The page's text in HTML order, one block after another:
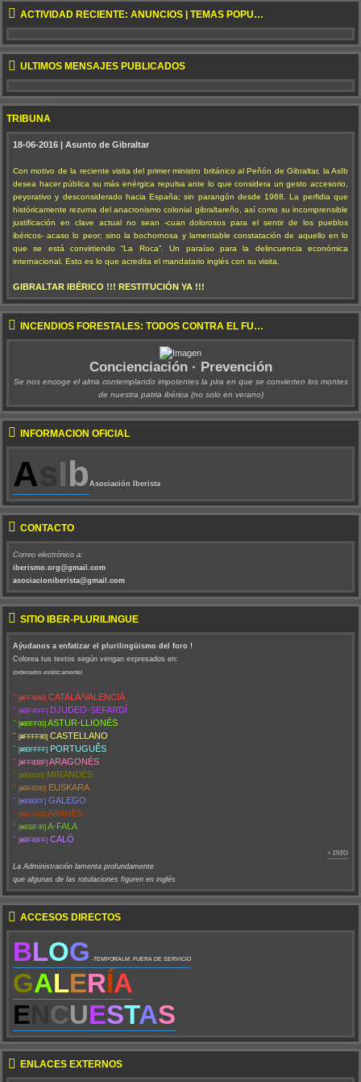
ACTIVIDAD RECIENTE: ANUNCIOS | TEMAS POPULARES | NUEVOS TEMAS
ÚLTIMOS MENSAJES PUBLICADOS
TRIBUNA
18-06-2016 | Asunto de Gibraltar
Con motivo de la reciente visita del primer ministro británico al Peñón de Gibraltar, la AsIb
desea hacer pública su más enérgica repulsa ante lo que considera un gesto accesorio,
peyorativo y desconsiderado hacia España; sin parangón desde 1968. La perfidia que
históricamente rezuma del anacronismo colonial gibraltareño, así como su incomprensible
justificación en clave actual no sean -cuan dolorosos para el sentir de los pueblos
ibéricos- acaso lo peor; sino la bochornosa y lamentable constatación de aquello en lo
que se está convirtiendo “La Roca”. Un paraíso para la delincuencia económica
internacional. Esto es lo que acredita el mandatario inglés con su visita.
GIBRALTAR IBÉRICO !!! RESTITUCIÓN YA !!!
INCENDIOS FORESTALES: TODOS CONTRA EL FUEGO !!!
Concienciación · Prevención
Se nos encoge el alma contemplando impotentes la pira en que se convierten los montes
de nuestra patria ibérica (no solo en verano)
INFORMACIÓN OFICIAL
A Ib Asociación Iberista
CONTACTO
Correo electrónico a:
iberismo.org@gmail.com
asociacioniberista@gmail.com
SITIO IBER-PLURILINGÜE
Aýudanos a enfatizar el plurilingüismo del foro !
Colorea tus textos según vengan expresados en:
(ordenados estéticamente)
¨ [#FF4040] CATALÀ/VALENCIÀ
¨ [#BF40FF] DJUDEO-SEFARDÍ
¨ [#80FF00] ASTUR-LLIONÉS
¨ [#FFFF80] CASTELLANO
¨ [#80FFFF] PORTUGUÊS
¨ [#FF80BF] ARAGONÉS
¨ [#808000] MIRANDÉS
¨ [#BF8040] EUSKARA
¨ [#8080FF] GALEGO
¨ [#BF4000] ARANÉS
¨ [#80BF40] A-FALA
¨ [#BF80FF] CALÓ
+ INFO
La Administración lamenta profundamente
que algunas de las rotulaciones figuren en inglés
ACCESOS DIRECTOS
BLOG -TEMPORALM. FUERA DE SERVICIO
GALERÍA
E
CUESTAS
ENLACES EXTERNOS